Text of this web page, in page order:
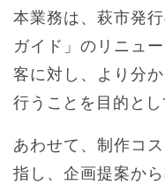
本業務は、萩市発
ガイド」のリニュ
客に対し、より分
行うことを目的とし
あわせて、制作コ
指し、企画提案か